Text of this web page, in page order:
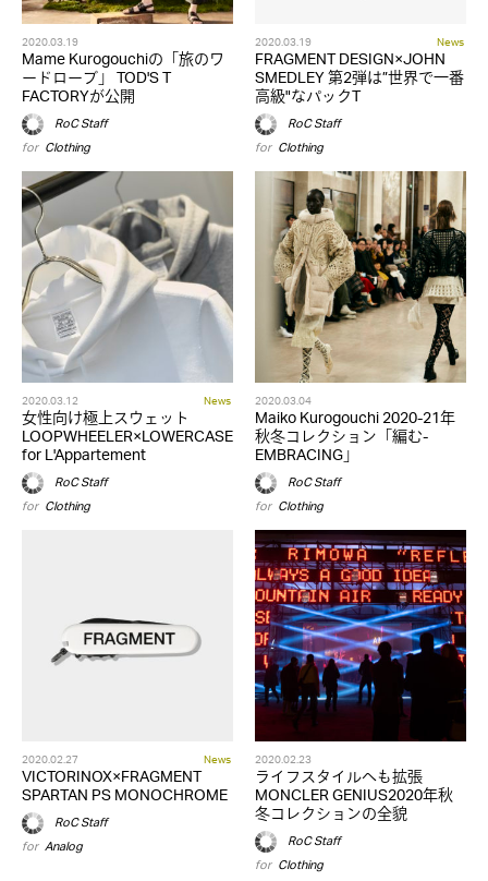
2020.03.19
Mame Kurogouchiの「旅のワ
ードローブ」 TOD'S T
FACTORYが公開
RoC Staff
for Clothing
2020.03.19 News
FRAGMENT DESIGN×JOHN
SMEDLEY 第2弾は”世界で一番
高級"なパックT
RoC Staff
for Clothing
2020.03.12 News
女性向け極上スウェット
LOOPWHEELER×LOWERCASE
for L'Appartement
RoC Staff
for Clothing
2020.03.04
Maiko Kurogouchi 2020-21年
秋冬コレクション「編む-
EMBRACING」
RoC Staff
for Clothing
2020.02.27 News
VICTORINOX×FRAGMENT
SPARTAN PS MONOCHROME
RoC Staff
for Analog
2020.02.23
ライフスタイルへも拡張
MONCLER GENIUS2020年秋
冬コレクションの全貌
RoC Staff
for Clothing